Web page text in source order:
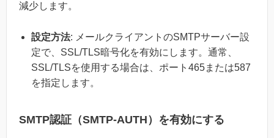
減少します。
設定方法: メールクライアントのSMTPサーバー設
定で、SSL/TLS暗号化を有効にします。通常、
SSL/TLSを使用する場合は、ポート465または587
を指定します。
SMTP認証（SMTP-AUTH）を有効にする